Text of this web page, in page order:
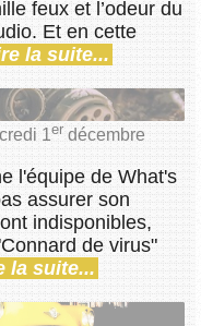
feux et l’odeur du
Et en cette
la suite...
1er décembre
l'équipe de What's
assurer son
indisponibles,
de virus"
la suite...